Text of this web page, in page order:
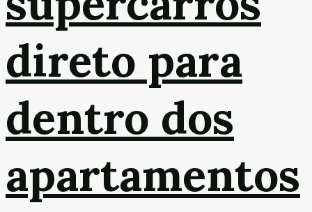
direto para
dentro dos
apartamentos